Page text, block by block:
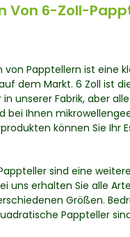
Von 6-Zoll-
von Papptellern ist eine
dem Markt. 6 Zoll ist
unserer Fabrik, aber
bei Ihnen
können Sie Ihr
sind eine
uns erhalten Sie alle
Größen.
Pappteller